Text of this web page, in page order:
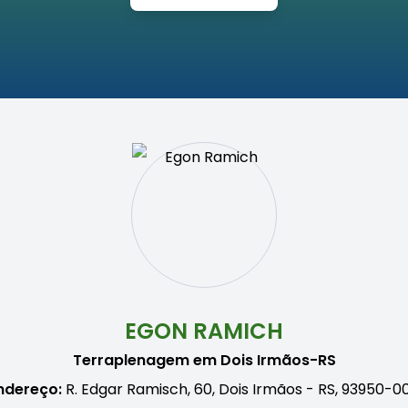
EGON RAMICH
Terraplenagem em Dois Irmãos-RS
R. Edgar Ramisch, 60, Dois Irmãos - RS, 93950-